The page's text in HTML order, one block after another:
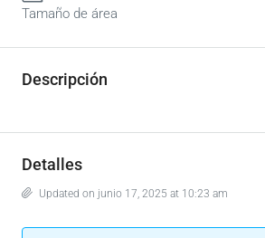
Tamaño de área
Descripción
Detalles
Updated on junio 17, 2025 at 10:23 am